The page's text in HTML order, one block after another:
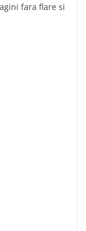
fara flare si